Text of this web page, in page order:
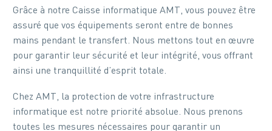
Grâce à notre Caisse informatique AMT, vous pouvez être
assuré que vos équipements seront entre de bonnes
mains pendant le transfert. Nous mettons tout en œuvre
pour garantir leur sécurité et leur intégrité, vous offrant
ainsi une tranquillité d’esprit totale.
Chez AMT, la protection de votre infrastructure
informatique est notre priorité absolue. Nous prenons
toutes les mesures nécessaires pour garantir un